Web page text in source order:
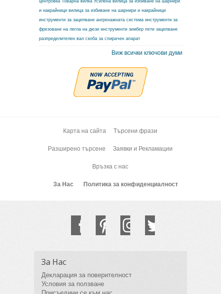
и накрайници вилица за избиване на шарнири и накрайници
инструменти за зацепване ангренажната система инструменти за
фрезоване на легла на дюзи инструменти зембер пети зацепване
разпределителен вал скоба за спирачен апарат
Виж всички ключови думи
Карта на сайта Търсени фрази
Разширено търсене Заявки и Рекламации
Връзка с нас
За Нас Политика за конфиденциалност
За Нас
Декларация за поверителност
Условия за ползване